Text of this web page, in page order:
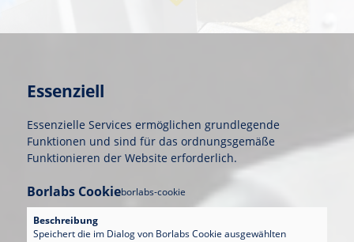
Essenziell
Essenzielle Services ermöglichen grundlegende
Funktionen und sind für das ordnungsgemäße
Funktionieren der Website erforderlich.
Borlabs Cookieborlabs-cookie
Beschreibung
Speichert die im Dialog von Borlabs Cookie ausgewählten